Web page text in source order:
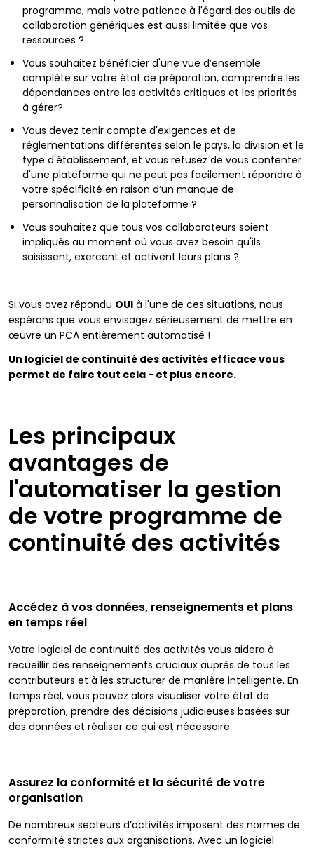
programme, mais votre patience à l'égard des outils de
collaboration génériques est aussi limitée que vos
ressources ?
Vous souhaitez bénéficier d'une vue d’ensemble
complète sur votre état de préparation, comprendre les
dépendances entre les activités critiques et les priorités
à gérer?
Vous devez tenir compte d'exigences et de
réglementations différentes selon le pays, la division et le
type d'établissement, et vous refusez de vous contenter
d'une plateforme qui ne peut pas facilement répondre à
votre spécificité en raison d’un manque de
personnalisation de la plateforme ?
Vous souhaitez que tous vos collaborateurs soient
impliqués au moment où vous avez besoin qu'ils
saisissent, exercent et activent leurs plans ?
Si vous avez répondu OUI à l'une de ces situations, nous
espérons que vous envisagez sérieusement de mettre en
œuvre un PCA entièrement automatisé !
Un logiciel de continuité des activités efficace vous
permet de faire tout cela - et plus encore.
Les principaux
avantages de
l'automatiser la gestion
de votre programme de
continuité des activités
Accédez à vos données, renseignements et plans
en temps réel
Votre logiciel de continuité des activités vous aidera à
recueillir des renseignements cruciaux auprès de tous les
contributeurs et à les structurer de manière intelligente. En
temps réel, vous pouvez alors visualiser votre état de
préparation, prendre des décisions judicieuses basées sur
des données et réaliser ce qui est nécessaire.
Assurez la conformité et la sécurité de votre
organisation
De nombreux secteurs d’activités imposent des normes de
conformité strictes aux organisations. Avec un logiciel